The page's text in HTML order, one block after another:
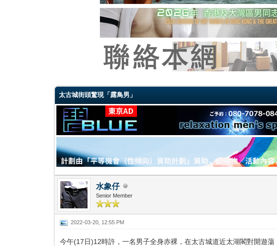
太古城街頭驚現「露鳥男」
水象仔
Senior Member
2022-03-20, 12:55 PM
今午(17日)12時許，一名男子全身赤裸，在太古城道近太湖閣對開遊